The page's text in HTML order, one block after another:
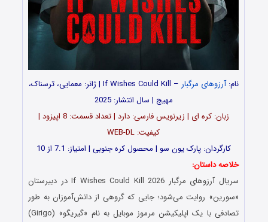
نام:آرزوهای مرگبار
– If Wishes Could Kill | ژانر: معمایی، ترسناک،
مهیج | سال انتشار: 2025
زبان: کره ای | زیرنویس فارسی: دارد | تعداد قسمت: 8 اپیزود |
کیفیت: WEB-DL
کارگردان: پارک یون سو | محصول کره جنوبی | امتیاز: 7.1 از 10
خلاصه داستان:
سریال آرزوهای مرگبار If Wishes Could Kill 2026 در دبیرستان
«سورین» روایت می‌شود؛ جایی که گروهی از دانش‌آموزان به طور
تصادفی با یک اپلیکیشن مرموز موبایل به نام «گیریگو» (Girigo)